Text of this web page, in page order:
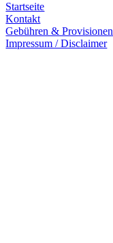
Startseite
Kontakt
Gebühren & Provisionen
Impressum / Disclaimer